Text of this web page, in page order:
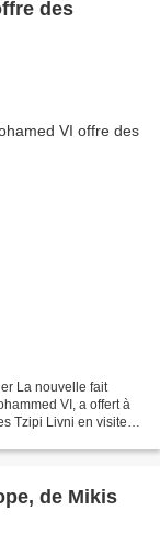
des
La nouvelle fait
VI, a offert à
Tzipi Livni en visite
de Mikis